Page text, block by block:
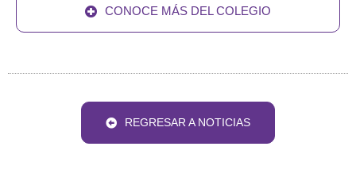
CONOCE MÁS DEL COLEGIO
REGRESAR A NOTICIAS